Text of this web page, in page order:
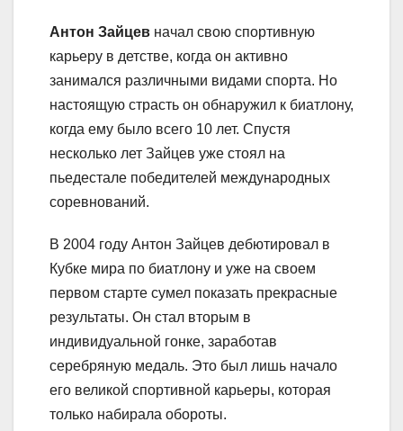
Антон Зайцев начал свою спортивную
карьеру в детстве, когда он активно
занимался различными видами спорта. Но
настоящую страсть он обнаружил к биатлону,
когда ему было всего 10 лет. Спустя
несколько лет Зайцев уже стоял на
пьедестале победителей международных
соревнований.
В 2004 году Антон Зайцев дебютировал в
Кубке мира по биатлону и уже на своем
первом старте сумел показать прекрасные
результаты. Он стал вторым в
индивидуальной гонке, заработав
серебряную медаль. Это был лишь начало
его великой спортивной карьеры, которая
только набирала обороты.